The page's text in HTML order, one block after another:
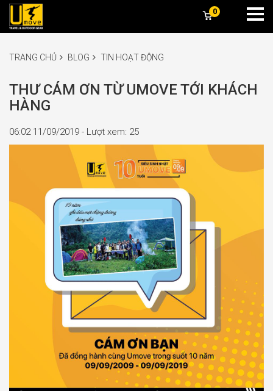
0
TRANG CHỦ BLOG TIN HOẠT ĐỘNG
THƯ CÁM ƠN TỪ UMOVE TỚI KHÁCH
HÀNG
06:02 11/09/2019 - Lượt xem: 25